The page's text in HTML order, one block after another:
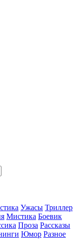
Ужасы Триллер
Мистика Боевик
Проза Рассказы
Юмор Разное